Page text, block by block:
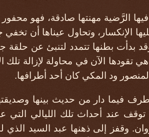
الرَّضية مهنتها صادقة، فهو
الإنكسار، وتحاول عيناها أن
بدأت بطنها تتمدد لتنبئ عن حلقة
هي تقودها الآن في محاولة لإزالة
ود المكي كان أحد أطرافها.
فيما دار من حديث بينها
عند أحداث تلك الليالي التي
وقفز إلى ذهنها عبد السيد الذي